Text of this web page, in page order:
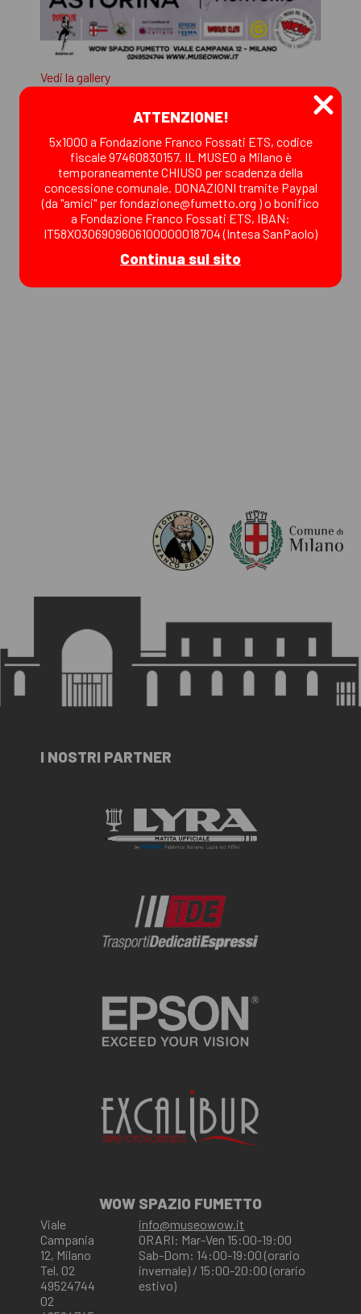
Vedi la gallery
I NOSTRI PARTNER
WOW SPAZIO FUMETTO
Viale
Campania
12, Milano
Tel. 02
49524744
02
info@museowow.it
ORARI: Mar-Ven 15:00-19:00
Sab-Dom: 14:00-19:00 (orario
invernale) / 15:00-20:00 (orario
estivo)
ATTENZIONE!
5x1000 a Fondazione Franco Fossati ETS, codice
fiscale 97460830157. IL MUSEO a Milano è
temporaneamente CHIUSO per scadenza della
concessione comunale. DONAZIONI tramite Paypal
(da "amici" per fondazione@fumetto.org ) o bonifico
a Fondazione Franco Fossati ETS, IBAN:
IT58X0306909606100000018704 (Intesa SanPaolo)
Continua sul sito